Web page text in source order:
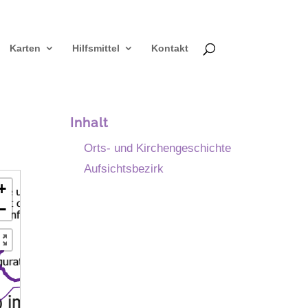
Karten Hilfsmittel Kontakt
Inhalt
Orts- und Kirchengeschichte
Aufsichtsbezirk